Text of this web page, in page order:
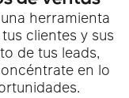
herramienta
clientes y sus
de tus leads,
en lo